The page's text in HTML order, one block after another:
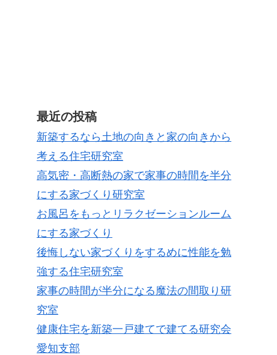
最近の投稿
新築するなら土地の向きと家の向きから
考える住宅研究室
高気密・高断熱の家で家事の時間を半分
にする家づくり研究室
お風呂をもっとリラクゼーションルーム
にする家づくり
後悔しない家づくりをするめに性能を勉
強する住宅研究室
家事の時間が半分になる魔法の間取り研
究室
健康住宅を新築一戸建てで建てる研究会
愛知支部